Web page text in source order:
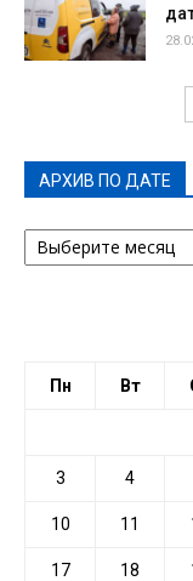
АРХИВ ПО ДАТЕ
АРХИВ
ПО
Пн Вт
3 4
10 11
17 18